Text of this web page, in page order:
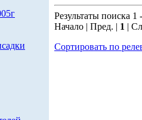
Результаты поиска 1
Начало | Пред. | 1 |
Сортировать по